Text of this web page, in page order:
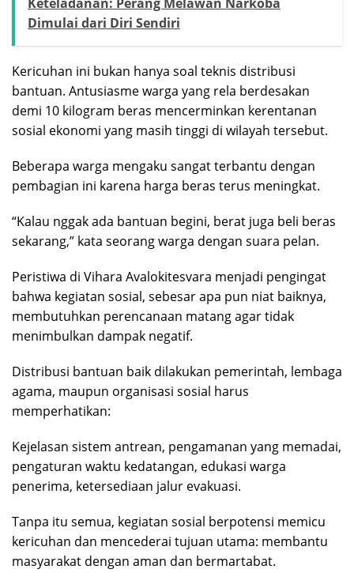
Dimulai dari Diri Sendiri
Kericuhan ini bukan hanya soal teknis distribusi
bantuan. Antusiasme warga yang rela berdesakan
demi 10 kilogram beras mencerminkan kerentanan
sosial ekonomi yang masih tinggi di wilayah tersebut.
Beberapa warga mengaku sangat terbantu dengan
pembagian ini karena harga beras terus meningkat.
“Kalau nggak ada bantuan begini, berat juga beli beras
sekarang,” kata seorang warga dengan suara pelan.
Peristiwa di Vihara Avalokitesvara menjadi pengingat
bahwa kegiatan sosial, sebesar apa pun niat baiknya,
membutuhkan perencanaan matang agar tidak
menimbulkan dampak negatif.
Distribusi bantuan baik dilakukan pemerintah, lembaga
agama, maupun organisasi sosial harus
memperhatikan:
Kejelasan sistem antrean, pengamanan yang memadai,
pengaturan waktu kedatangan, edukasi warga
penerima, ketersediaan jalur evakuasi.
Tanpa itu semua, kegiatan sosial berpotensi memicu
kericuhan dan mencederai tujuan utama: membantu
masyarakat dengan aman dan bermartabat.